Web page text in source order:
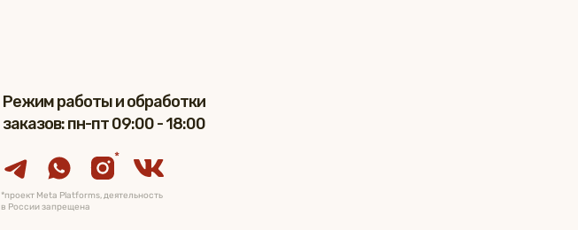
Режим работы и обработки
заказов: пн-пт 09:00 - 18:00
*проект Meta Platforms, деятельность
в России запрещена
*